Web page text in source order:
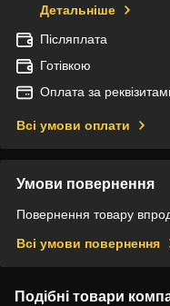
Детальніше
Післяплата
Готівкою
Оплата за
Всі умови оплати
Умови повернення
Повернення товару
Всі умови повернення
Подібні товари